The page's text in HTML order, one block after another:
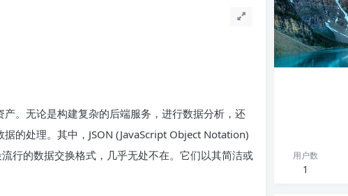
。无论是构建复杂的后端服务，进行数据分析，还
的处理。其中，JSON (JavaScript Object Notation)
行的数据交换格式，几乎无处不在。它们以其简洁或
用户数
1